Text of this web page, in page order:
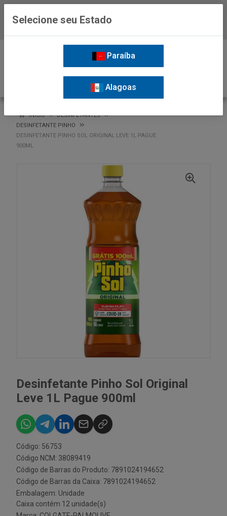
INÍCIO
DESINFETANTES
DESINFETANTE PINHO
DESINFETANTE PINHO SOL ORIGINAL LEVE 1L PAGUE
900ML
Desinfetante Pinho Sol Original
Leve 1L Pague 900ml
Código: 56753
Código NCM: 38089419
Código de Barras do Produto: 7891024194652
Código de Barras da Caixa: 7891024194652
Embalagem: Unidade
Caixa contém 12 unidade(s)
Selecione seu Estado
Paraíba
Alagoas